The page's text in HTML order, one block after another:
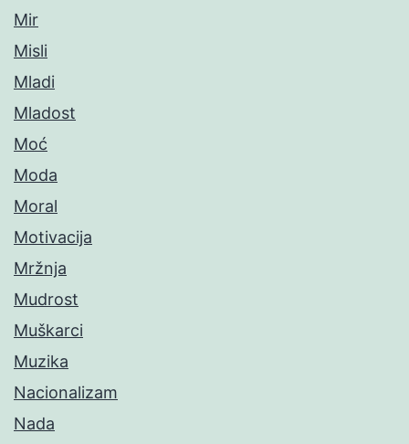
Mir
Misli
Mladi
Mladost
Moć
Moda
Moral
Motivacija
Mržnja
Mudrost
Muškarci
Muzika
Nacionalizam
Nada